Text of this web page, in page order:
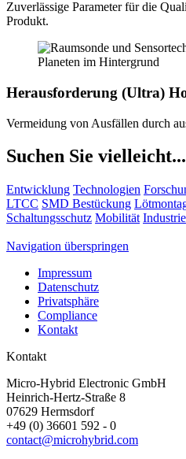
Zuverlässige Parameter für die
Produkt.
Herausforderung (Ultra)
Vermeidung von Ausfällen durch
Suchen Sie vielleicht...
Entwicklung Technologien
LTCC SMD Bestückung
Schaltungsschutz Mobilität Industrie
Navigation überspringen
Impressum
Datenschutz
Privatsphäre
Compliance
Kontakt
Kontakt
Micro-Hybrid Electronic GmbH
Heinrich-Hertz-Straße 8
07629 Hermsdorf
+49 (0) 36601 592 - 0
contact@microhybrid.com